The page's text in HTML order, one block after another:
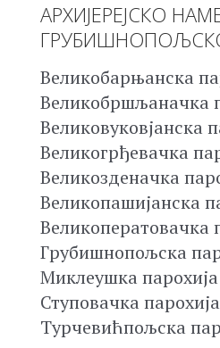
АРХИЈЕРЕЈСКО
Великобарњанска
Великобршљаначка
Великовуковјанска
Великогрђевачка
Великозденачка
Великопашијанска
Великоператовачка
Грубишнопољска
Миклеушка парохија
Ступовачка парохија
Турчевићпољска